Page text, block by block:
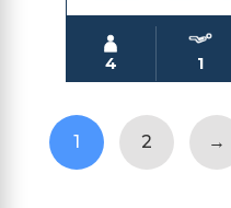
4 1
1 2 →